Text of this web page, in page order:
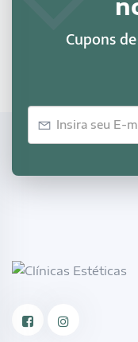
Cupons